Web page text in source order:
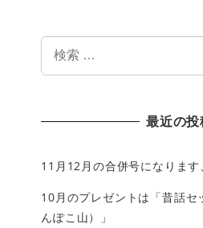
最近の投
11月12月の合併号になります
10月のプレゼントは「昔話セ
んぽこ山）」